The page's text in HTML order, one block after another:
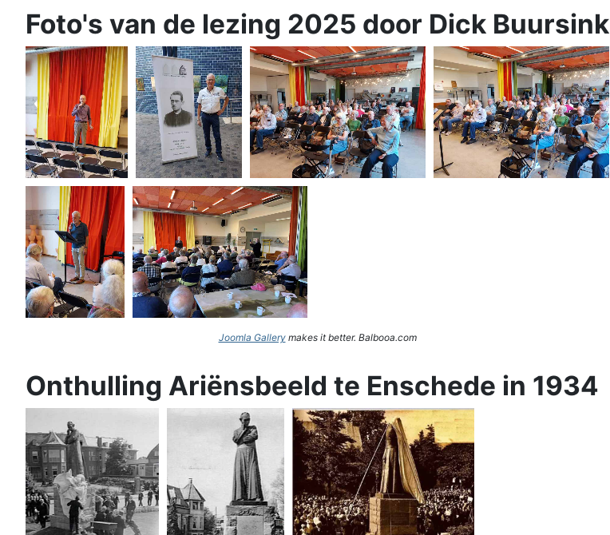
Foto's van de lezing 2025 door Dick Buursink
Joomla Gallerymakes it better. Balbooa.com
Onthulling Ariënsbeeld te Enschede in 1934